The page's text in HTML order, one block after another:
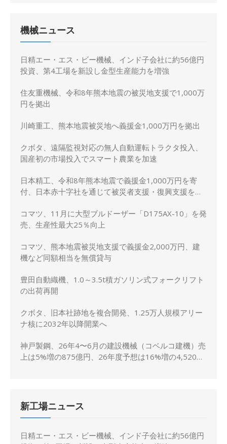
機械ニュース
日精エー・エス・ビー機械、インド子会社に約56億円
投資、第4工場を新設し金型生産能力を増強
住友重機械、令和8年熊本地震の被災地支援で1,000万
円を拠出
川崎重工、熊本地震被災地へ義援金1,000万円を拠出
クボタ、遠隔監視対応の無人自動運転トラクタ投入、
国産初の市場投入でスマート農業を加速
日本精工、令和8年熊本地震で義援金1,000万円を寄
付、日本赤十字社を通じて被災者支援・復興支援を実
コマツ、11月に大型ブルドーザー「D175AX-10」を発
売、生産性最大25％向上
コマツ、熊本地震被災地支援で義援金2,000万円、建
機など同額相当を無償貸与
豊田自動織機、1.0～3.5t積ガソリン式フォークリフト
の出荷再開
クボタ、旧本社跡地を複合開発、1.25万人規模アリー
ナ核に2032年以降開業へ
神戸製鋼、26年4〜6月の建設機械（コベルコ建機）売
上は5%増の875億円、26年度予想は16%増の4,520億
新工場ニュース
日精エー・エス・ビー機械、インド子会社に約56億円